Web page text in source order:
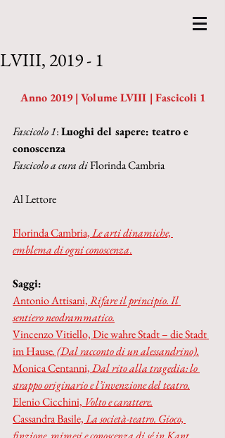
LVIII, 2019 - 1
Anno 2019 | Volume LVIII | Fascicoli 1
Fascicolo 1:Luoghi del sapere: teatro e
conoscenza
Fascicolo a cura di Florinda Cambria
Al Lettore
Florinda Cambria, Le arti dinamiche,
emblema di ogni conoscenza.
Saggi:
Antonio Attisani, Rifare il principio. Il
sentiero neodrammatico.
Vincenzo Vitiello, Die wahre Stadt – die Stadt
im Hause. (Dal racconto di un alessandrino).
Monica Centanni, Dal rito alla tragedia: lo
strappo originario e l’invenzione del teatro.
Elenio Cicchini, Volto e carattere.
Cassandra Basile, La società-teatro. Gioco,